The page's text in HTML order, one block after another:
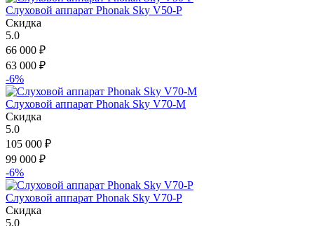
Слуховой аппарат Phonak Sky V50-P
Скидка
5.0
66 000 ₽
63 000 ₽
-6%
Слуховой аппарат Phonak Sky V70-M
Скидка
5.0
105 000 ₽
99 000 ₽
-6%
Слуховой аппарат Phonak Sky V70-P
Скидка
5.0